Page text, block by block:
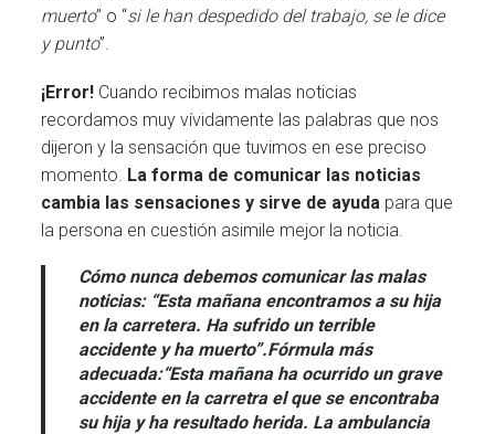
muerto” o “si le han despedido del trabajo, se le dice
y punto”.
¡Error! Cuando recibimos malas noticias
recordamos muy vívidamente las palabras que nos
dijeron y la sensación que tuvimos en ese preciso
momento. La forma de comunicar las noticias
cambia las sensaciones y sirve de ayuda para que
la persona en cuestión asimile mejor la noticia.
Cómo nunca debemos comunicar las malas
noticias:“Esta mañana encontramos a su hija
en la carretera. Ha sufrido un terrible
accidente y ha muerto”.Fórmula más
adecuada:“Esta mañana ha ocurrido un grave
accidente en la carretra el que se encontraba
su hija y ha resultado herida. La ambulancia